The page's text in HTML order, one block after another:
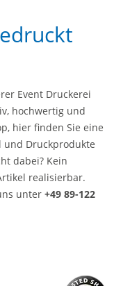
Event Druckerei
hochwertig und
hier finden Sie eine
Druckprodukte
dabei? Kein
realisierbar.
unter +49 89-122